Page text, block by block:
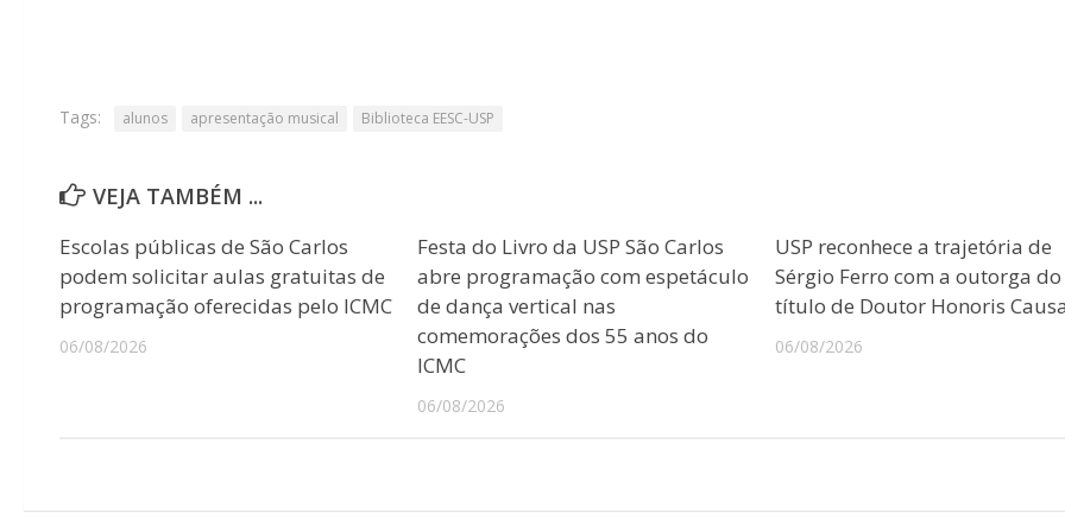
Tags: alunos apresentação musical Biblioteca EESC-USP
VEJA TAMBÉM ...
Escolas públicas de São Carlos
podem solicitar aulas gratuitas de
programação oferecidas pelo ICMC
06/08/2026
Festa do Livro da USP São Carlos
abre programação com espetáculo
de dança vertical nas
comemorações dos 55 anos do
ICMC
06/08/2026
USP reconhece a trajetória de
Sérgio Ferro com a outorga do
título de Doutor Honoris
06/08/2026